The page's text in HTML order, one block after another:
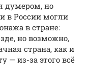
думером, но
в России могли
в стране:
но возможно,
страна, как и
— из-за этого всё